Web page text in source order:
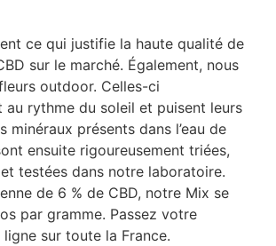
ce qui justifie la haute qualité de
sur le marché. Également, nous
outdoor. Celles-ci
au rythme du soleil et puisent leurs
minéraux présents dans l’eau de
ensuite rigoureusement triées,
testées dans notre laboratoire.
de 6 % de CBD, notre Mix se
par gramme. Passez votre
sur toute la France.